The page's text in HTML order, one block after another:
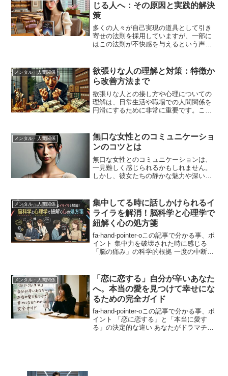
じる人へ：その原因と実践的解決
策
多くの人々が自己実現の道具として引き
寄せの法則を採用していますが、一部に
はこの法則が不快感を与えるという声も
と感じるのか、その心理的背景に迫りま
す。私たちの感情、潜在意識...
メンタル・人間関係
欲張りな人の理解と対策：特徴か
ら改善方法まで
欲張りな人との接し方や心理についての
理解は、日常生活や職場での人間関係を
円滑にするために非常に重要です。この
います。彼らの行動パターンを理解し、
より良い関係を築くための対...
メンタル・人間関係
無口な女性とのコミュニケーショ
ンのコツとは
無口な女性とのコミュニケーションは、
一見難しく感じられるかもしれません。
しかし、彼女たちの静かな魅力や深い内
無口な女性の特徴や心理を詳しく解説
し、職場やプライベートでの...
メンタル・人間関係
集中してる時に話しかけられるイ
ライラを解消！脳科学と心理学で
紐解く心の処方箋
fa-hand-pointer-oこの記事で分かる事、ポ
イント 集中力を破壊された時に感じる
「脳の痛み」の科学的根拠 一度の中断が
怒りのメカニズム 脳の処理能力「ワ...
メンタル・人間関係
「恋に恋する」自分が辛いあなた
へ。本当の愛を見つけて幸せにな
るための完全ガイド
fa-hand-pointer-oこの記事で分かる事、ポ
イント 「恋に恋する」と「本当に愛す
る」の決定的な違い あなたがドラマチッ